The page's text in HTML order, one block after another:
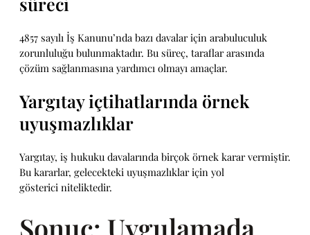
4857 sayılı İş Kanunu’nda bazı davalar için arabuluculuk
zorunluluğu bulunmaktadır. Bu süreç, taraflar arasında
çözüm sağlanmasına yardımcı olmayı amaçlar.
Yargıtay içtihatlarında örnek
uyuşmazlıklar
Yargıtay, iş hukuku davalarında birçok örnek karar vermiştir.
Bu kararlar, gelecekteki uyuşmazlıklar için yol
gösterici niteliktedir.
Sonuç: Uygulamada